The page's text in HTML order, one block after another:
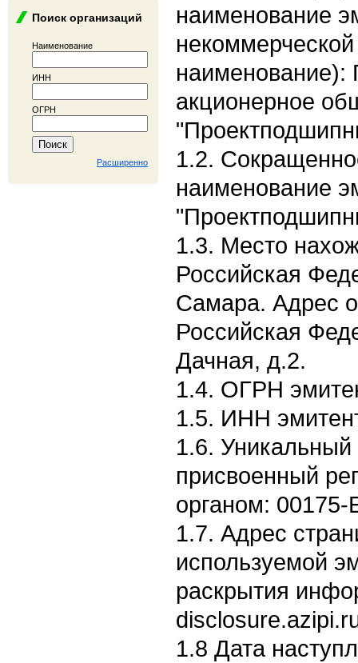
Поиск организаций
Наименование
ИНН
ОГРН
Расширенно
наименование
наименование):
акционерное
1.2.
наименование
1.3. Место
Российская
Самара. Адрес
Российская
Дачная, д.2.
1.4. ОГРН
1.5. ИНН
1.6. Уникальный
присвоенный
органом: 00175-
1.7. Адрес
используемой
раскрытия
1.8 Дата